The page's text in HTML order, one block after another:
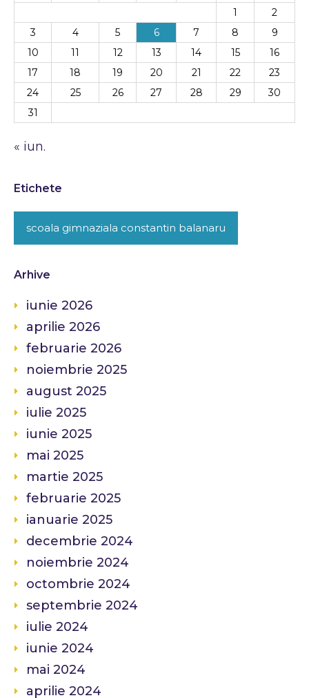
1
2
3
4 5 6 7 8
9
10
11 12 13 14 15
16
17
18 19 20 21 22
23
24
25 26 27 28 29
30
31
« iun.
Etichete
scoala gimnaziala constantin balanaru
Arhive
iunie 2026
aprilie 2026
februarie 2026
noiembrie 2025
august 2025
iulie 2025
iunie 2025
mai 2025
martie 2025
februarie 2025
ianuarie 2025
decembrie 2024
noiembrie 2024
octombrie 2024
septembrie 2024
iulie 2024
iunie 2024
mai 2024
aprilie 2024